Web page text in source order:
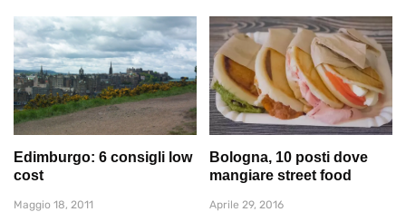
Edimburgo: 6 consigli low
cost
Maggio 18, 2011
Bologna, 10 posti dove
mangiare street food
Aprile 29, 2016